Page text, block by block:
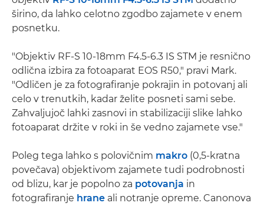
širino, da lahko celotno zgodbo zajamete v enem
posnetku.
"Objektiv RF-S 10-18mm F4.5-6.3 IS STM je resnično
odlična izbira za fotoaparat EOS R50," pravi Mark.
"Odličen je za fotografiranje pokrajin in potovanj ali
celo v trenutkih, kadar želite posneti sami sebe.
Zahvaljujoč lahki zasnovi in stabilizaciji slike lahko
fotoaparat držite v roki in še vedno zajamete vse."
Poleg tega lahko s polovičnim makro (0,5-kratna
povečava) objektivom zajamete tudi podrobnosti
od blizu, kar je popolno za potovanja in
fotografiranje hrane ali notranje opreme. Canonova